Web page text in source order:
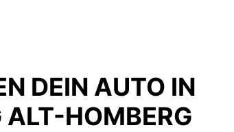
DEIN AUTO IN
ALT-HOMBERG